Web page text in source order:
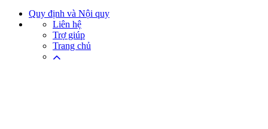
Quy định và Nội quy
Liên hệ
Trợ giúp
Trang chủ